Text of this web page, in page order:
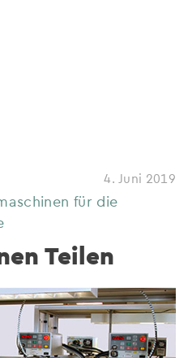
4. Juni 2019
für die
Teilen